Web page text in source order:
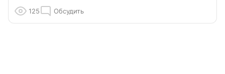
125 Обсудить